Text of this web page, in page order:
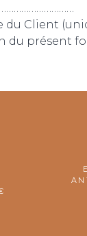
du Client
du présent